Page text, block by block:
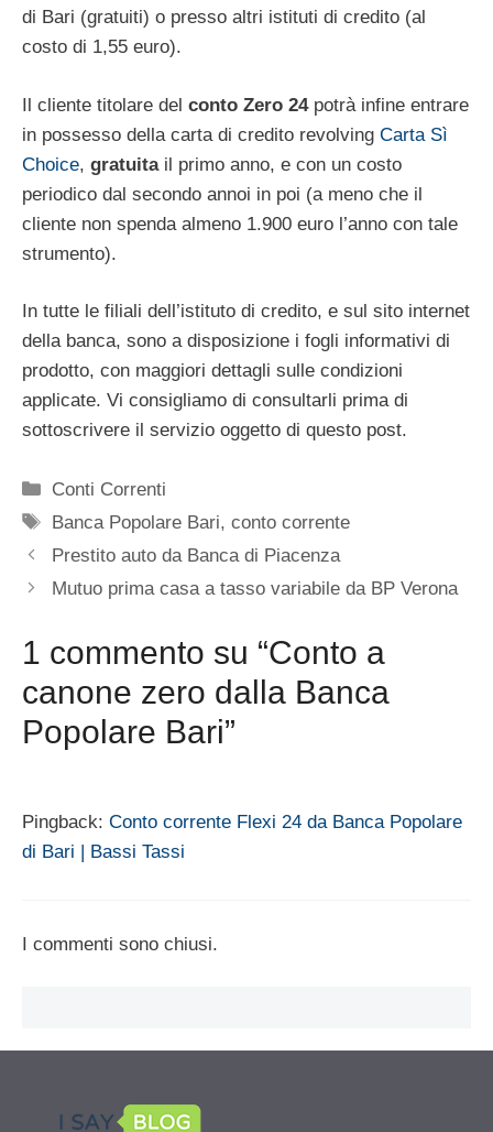
di Bari (gratuiti) o presso altri istituti di credito (al
costo di 1,55 euro).
Il cliente titolare del conto Zero 24potrà infine entrare
in possesso della carta di credito revolving Carta Sì
Choice, gratuitail primo anno, e con un costo
periodico dal secondo annoi in poi (a meno che il
cliente non spenda almeno 1.900 euro l’anno con tale
strumento).
In tutte le filiali dell’istituto di credito, e sul sito internet
della banca, sono a disposizione i fogli informativi di
prodotto, con maggiori dettagli sulle condizioni
applicate. Vi consigliamo di consultarli prima di
sottoscrivere il servizio oggetto di questo post.
Categorie
Conti Correnti
Tag
Banca Popolare Bari,conto corrente
Prestito auto da Banca di Piacenza
Mutuo prima casa a tasso variabile da BP Verona
1 commento su “Conto a
canone zero dalla Banca
Popolare Bari”
Pingback: Conto corrente Flexi 24 da Banca Popolare
di Bari | Bassi Tassi
I commenti sono chiusi.